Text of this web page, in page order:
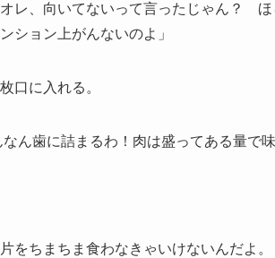
オレ、向いてないって言ったじゃん？
ション上がんないのよ」
口に入れる。
なん歯に詰まるわ！肉は盛ってある量で
をちまちま食わなきゃいけないんだよ